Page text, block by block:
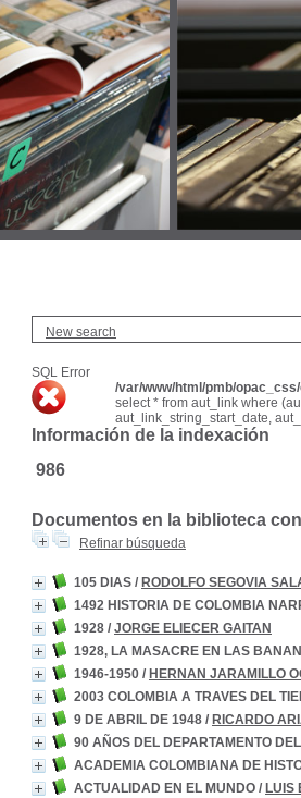
New search
SQL Error
/var/www/html/pmb/
select * from aut_link where
aut_link_string_start_date,
Información de la indexación
986
Documentos en la biblioteca
Refinar búsqueda
105 DIAS / RODOLFO SEGOVIA
1492 HISTORIA DE COLOMBIA
1928 / JORGE ELIECER GAITAN
1928, LA MASACRE EN LAS
1946-1950 / HERNAN JARAMILLO
2003 COLOMBIA A TRAVES DEL
9 DE ABRIL DE 1948 / RICARDO
90 AÑOS DEL DEPARTAMENTO
ACADEMIA COLOMBIANA DE
ACTUALIDAD EN EL MUNDO / LUIS